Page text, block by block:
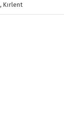
Kırlent